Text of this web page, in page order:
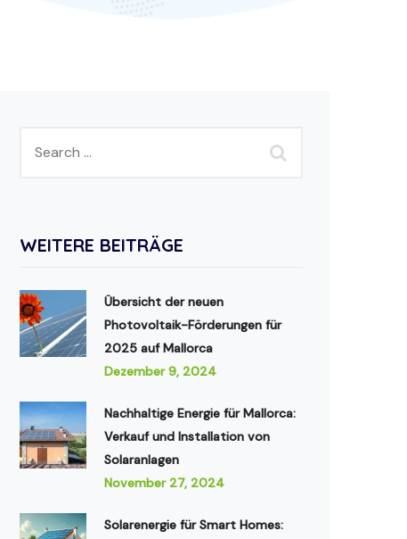
WEITERE BEITRÄGE
Übersicht der neuen
Photovoltaik-Förderungen für
2025 auf Mallorca
Dezember 9, 2024
Nachhaltige Energie für Mallorca:
Verkauf und Installation von
Solaranlagen
November 27, 2024
Solarenergie für Smart Homes: